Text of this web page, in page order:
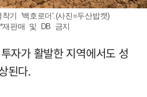
기 '백호로더'.(사진=두산밥캣)
*재판매 및 DB 금지
자가 활발한 지역에서도 성
된다.